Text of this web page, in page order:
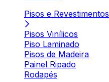
Pisos e Revestimentos
Pisos Vinílicos
Piso Laminado
Pisos de Madeira
Painel Ripado
Rodapés